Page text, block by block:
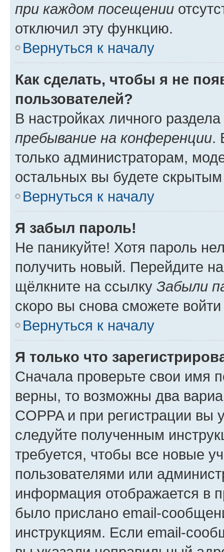
при каждом посещении
отключил эту функцию.
Вернуться к началу
Как сделать, чтобы я не
пользователей?
В настройках личного
пребывание на конференции.
только администраторам,
остальных вы будете
Вернуться к началу
Я забыл пароль!
Не паникуйте! Хотя пароль
получить новый. Перейдите
щёлкните на ссылку Забыли
скоро вы снова сможете
Вернуться к началу
Я только что
Сначала проверьте свои имя
верны, то возможны два
COPPA и при регистрации вы
следуйте полученным
требуется, чтобы все новые
пользователями или
информация отображается в
было прислано email-
инструкциям. Если email-